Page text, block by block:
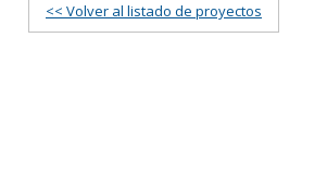
<< Volver al listado de proyectos